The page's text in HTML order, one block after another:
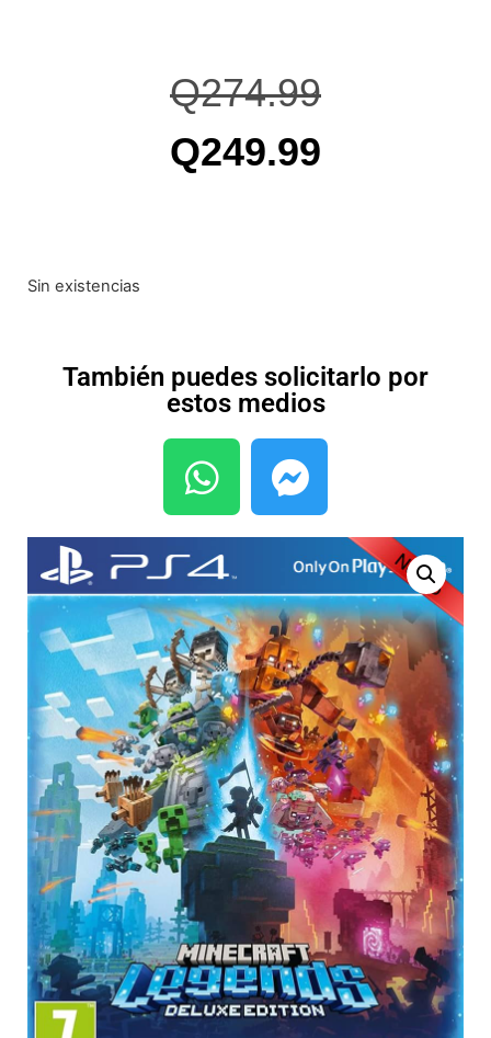
Q274.99
Q249.99
Sin existencias
También puedes solicitarlo por
estos medios